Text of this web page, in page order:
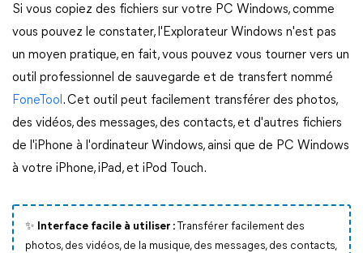
Si vous copiez des fichiers sur votre PC Windows, comme
vous pouvez le constater, l'Explorateur Windows n'est pas
un moyen pratique, en fait, vous pouvez vous tourner vers un
outil professionnel de sauvegarde et de transfert nommé
FoneTool . Cet outil peut facilement transférer des photos,
des vidéos, des messages, des contacts, et d'autres fichiers
de l'iPhone à l'ordinateur Windows, ainsi que de PC Windows
à votre iPhone, iPad, et iPod Touch.
✨ Interface facile à utiliser : Transférer facilement des
photos, des vidéos, de la musique, des messages, des contacts,